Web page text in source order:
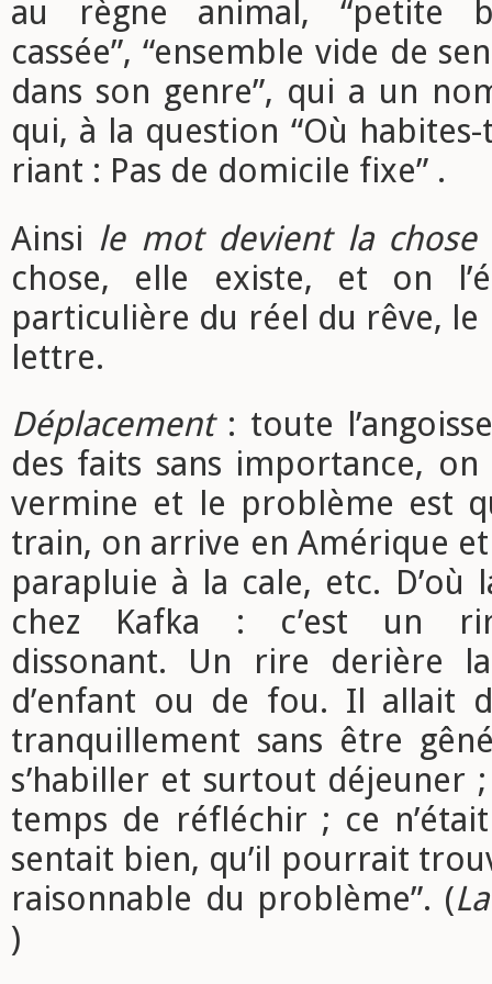
au règne animal, “petite
cassée”, “ensemble vide de
dans son genre”, qui a un
qui, à la question “Où
riant : Pas de domicile fixe” .
Ainsi le mot devient la chose
chose, elle existe, et on
particulière du réel du rêve, le
lettre.
Déplacement: toute
des faits sans importance,
vermine et le problème est
train, on arrive en Amérique
parapluie à la cale, etc.
chez Kafka : c’est un
dissonant. Un rire derière
d’enfant ou de fou. Il allait
tranquillement sans être
s’habiller et surtout déjeuner
temps de réfléchir ; ce
sentait bien, qu’il pourrait
raisonnable du problème”. (
)